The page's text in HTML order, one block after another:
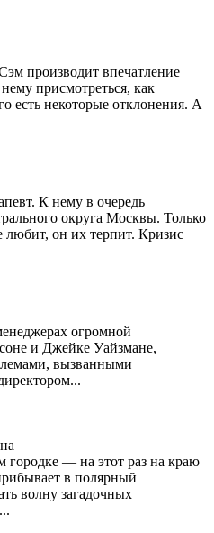
производит впечатление
присмотреться, как
есть некоторые отклонения. А
К нему в очередь
округа Москвы. Только
любит, он их терпит. Кризис
огромной
и Джейке Уайзмане,
вызванными
городке — на этот раз на краю
в полярный
волну загадочных